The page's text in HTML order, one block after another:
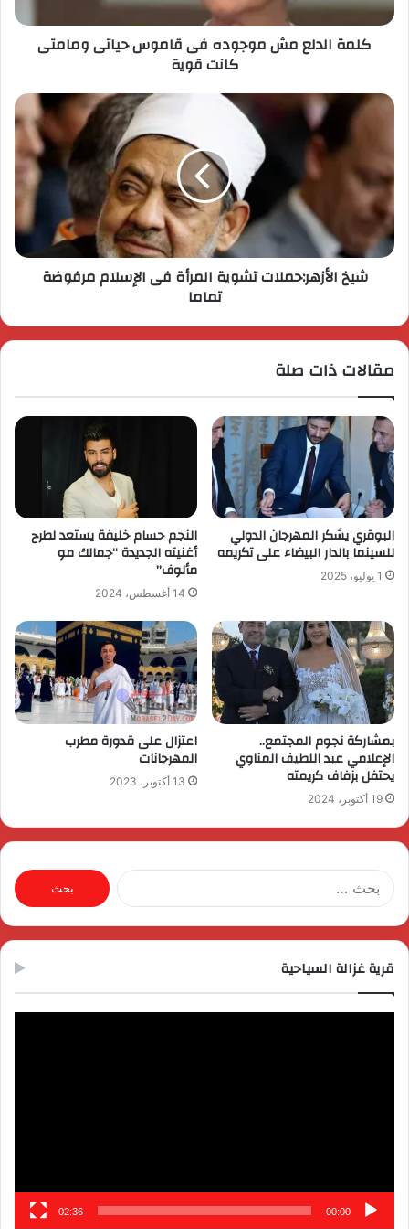
كلمة الدلع مش موجوده فى قاموس حياتى ومامتى
كانت قوية
شيخ الأزهر:حملات تشوية المرأة فى الإسلام مرفوضة
تماما
مقالات ذات صلة
البوقري يشكر المهرجان الدولي
للسينما بالدار البيضاء على تكريمه
1 يوليو، 2025
النجم حسام خليفة يستعد لطرح
أغنيته الجديدة “جمالك مو
مألوف”
14 أغسطس، 2024
بمشاركة نجوم المجتمع..
الإعلامي عبد اللطيف المناوي
يحتفل بزفاف كريمته
19 أكتوبر، 2024
اعتزال على قدورة مطرب
المهرجانات
13 أكتوبر، 2023
البحث
عن:
قرية غزالة السياحية
00:00
02:36